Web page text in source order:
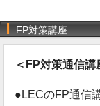
FP対策講座
＜FP対策通信講
●LECのFP通